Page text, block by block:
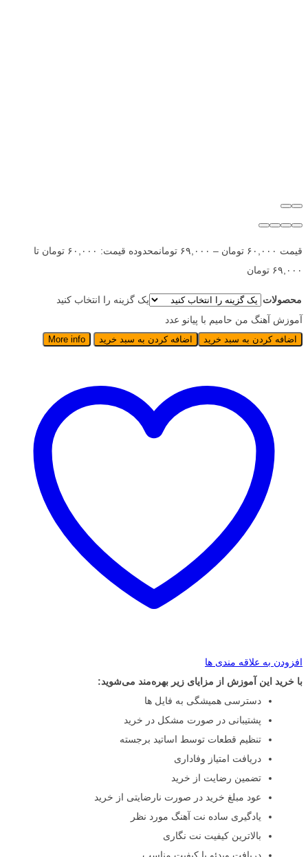
قیمت ۶۰,۰۰۰ تومان – ۶۹,۰۰۰ تومان
محدوده قیمت: ۶۰,۰۰۰ تومان تا
۶۹,۰۰۰ تومان
محصولات
یک گزینه را انتخاب کنید
آموزش آهنگ من حامیم با پیانو عدد
اضافه کردن به سبد خرید اضافه کردن به سبد خرید More info
افزودن به علاقه مندی ها
با خرید این آموزش از مزایای زیر بهره‌مند می‌شوید:
دسترسی همیشگی به فایل ها
پشتیبانی در صورت مشکل در خرید
تنظیم قطعات توسط اساتید برجسته
دریافت امتیاز وفاداری
تضمین رضایت از خرید
عود مبلغ خرید در صورت نارضایتی از خرید
یادگیری ساده نت آهنگ مورد نظر
بالاترین کیفیت نت نگاری